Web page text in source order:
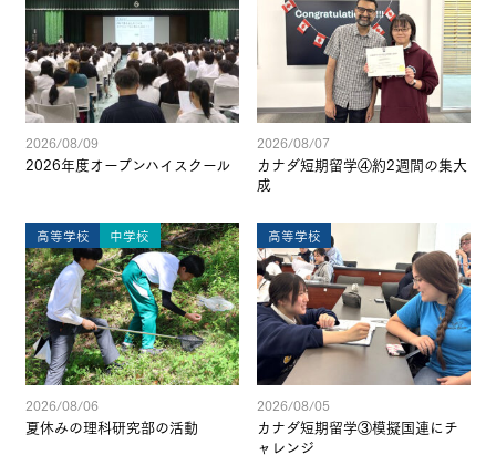
2026/08/09
2026年度オープンハイスクール
2026/08/07
カナダ短期留学④約2週間の集大
成
高等学校 中学校
2026/08/06
夏休みの理科研究部の活動
高等学校
2026/08/05
カナダ短期留学③模擬国連にチ
ャレンジ